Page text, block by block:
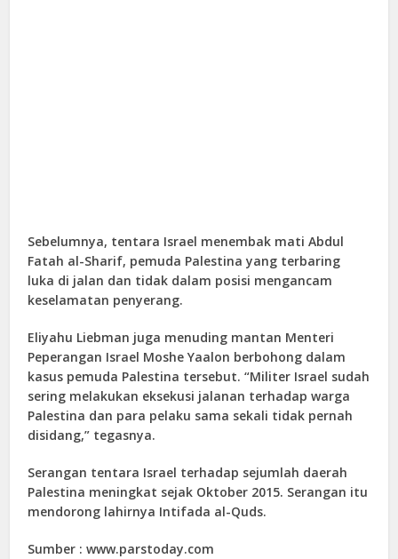
Sebelumnya, tentara Israel menembak mati Abdul
Fatah al-Sharif, pemuda Palestina yang terbaring
luka di jalan dan tidak dalam posisi mengancam
keselamatan penyerang.
Eliyahu Liebman juga menuding mantan Menteri
Peperangan Israel Moshe Yaalon berbohong dalam
kasus pemuda Palestina tersebut. “Militer Israel sudah
sering melakukan eksekusi jalanan terhadap warga
Palestina dan para pelaku sama sekali tidak pernah
disidang,” tegasnya.
Serangan tentara Israel terhadap sejumlah daerah
Palestina meningkat sejak Oktober 2015. Serangan itu
mendorong lahirnya Intifada al-Quds.
Sumber : www.parstoday.com